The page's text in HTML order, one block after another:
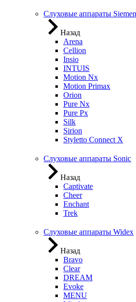
Слуховые аппараты
Назад
Arena
Cellion
Insio
INTUIS
Motion Nx
Motion Primax
Orion
Pure Nx
Pure Px
Silk
Sirion
Styletto Connect X
Слуховые аппараты Sonic
Назад
Captivate
Cheer
Enchant
Trek
Слуховые аппараты Widex
Назад
Bravo
Clear
DREAM
Evoke
MENU